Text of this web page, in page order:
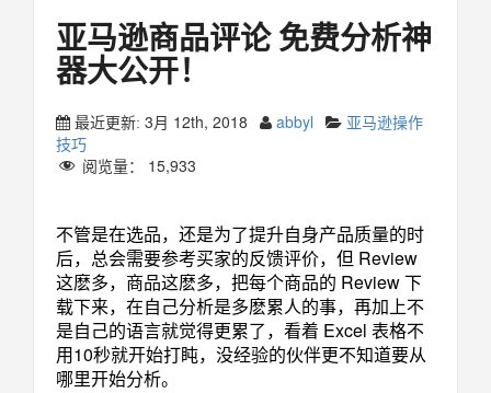
亚马逊商品评论 免费分析神
器大公开！
最近更新: 3月 12th, 2018 abbyl
亚马逊操作
技巧
阅览量： 15,933
不管是在选品，还是为了提升自身产品质量的时
后，总会需要参考买家的反馈评价，但 Review
这麽多，商品这麽多，把每个商品的 Review 下
载下来，在自己分析是多麽累人的事，再加上不
是自己的语言就觉得更累了，看着 Excel 表格不
用10秒就开始打盹，没经验的伙伴更不知道要从
哪里开始分析。